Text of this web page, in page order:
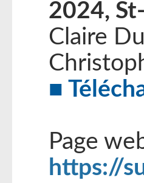
2024,
Claire
Page
https://